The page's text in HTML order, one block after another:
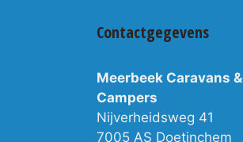
Contactgegevens
Meerbeek Caravans &
Campers
Nijverheidsweg 41
7005 AS Doetinchem